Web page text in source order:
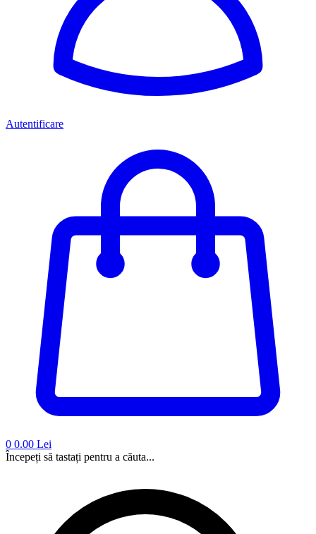
Autentificare
0 0.00 Lei
Începeți să tastați pentru a căuta...